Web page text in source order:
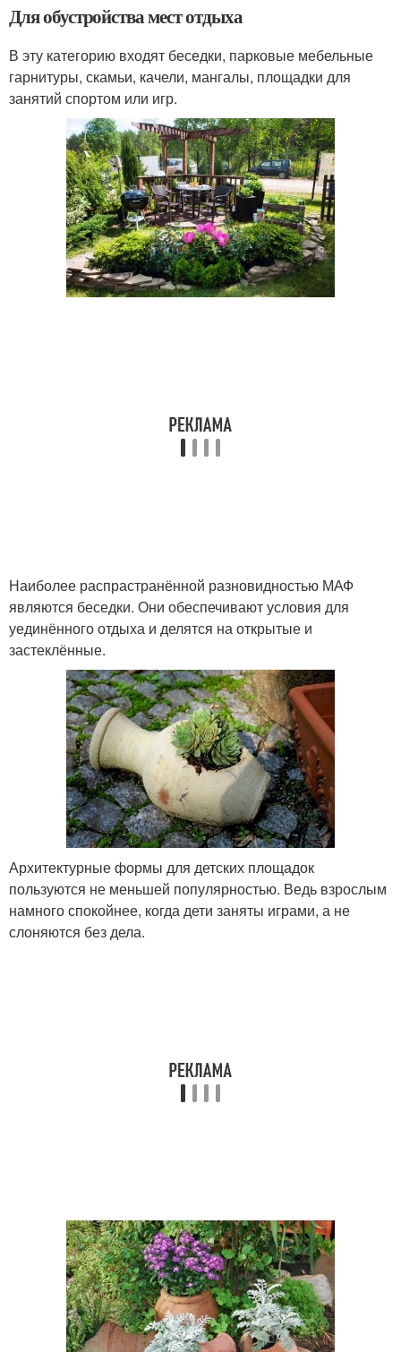
Для обустройства мест отдыха
В эту категорию входят беседки, парковые мебельные
гарнитуры, скамьи, качели, мангалы, площадки для
занятий спортом или игр.
Наиболее распрастранённой разновидностью МАФ
являются беседки. Они обеспечивают условия для
уединённого отдыха и делятся на открытые и
застеклённые.
Архитектурные формы для детских площадок
пользуются не меньшей популярностью. Ведь взрослым
намного спокойнее, когда дети заняты играми, а не
слоняются без дела.